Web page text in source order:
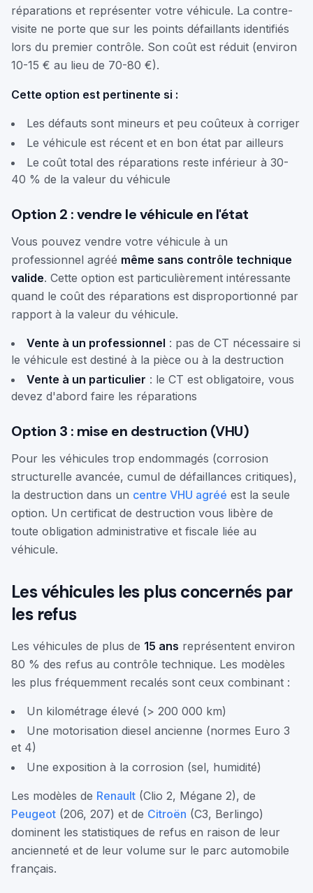
réparations et représenter votre véhicule. La contre-
visite ne porte que sur les points défaillants identifiés
lors du premier contrôle. Son coût est réduit (environ
10-15 € au lieu de 70-80 €).
Cette option est pertinente si :
Les défauts sont mineurs et peu coûteux à corriger
Le véhicule est récent et en bon état par ailleurs
Le coût total des réparations reste inférieur à 30-
40 % de la valeur du véhicule
Option 2 : vendre le véhicule en l'état
Vous pouvez vendre votre véhicule à un
professionnel agréé même sans contrôle technique
valide. Cette option est particulièrement intéressante
quand le coût des réparations est disproportionné par
rapport à la valeur du véhicule.
Vente à un professionnel : pas de CT nécessaire si
le véhicule est destiné à la pièce ou à la destruction
Vente à un particulier : le CT est obligatoire, vous
devez d'abord faire les réparations
Option 3 : mise en destruction (VHU)
Pour les véhicules trop endommagés (corrosion
structurelle avancée, cumul de défaillances critiques),
la destruction dans un centre VHU agréé est la seule
option. Un certificat de destruction vous libère de
toute obligation administrative et fiscale liée au
véhicule.
Les véhicules les plus concernés par
les refus
Les véhicules de plus de 15 ans représentent environ
80 % des refus au contrôle technique. Les modèles
les plus fréquemment recalés sont ceux combinant :
Un kilométrage élevé (> 200 000 km)
Une motorisation diesel ancienne (normes Euro 3
et 4)
Une exposition à la corrosion (sel, humidité)
Les modèles de Renault (Clio 2, Mégane 2), de
Peugeot (206, 207) et de Citroën (C3, Berlingo)
dominent les statistiques de refus en raison de leur
ancienneté et de leur volume sur le parc automobile
français.